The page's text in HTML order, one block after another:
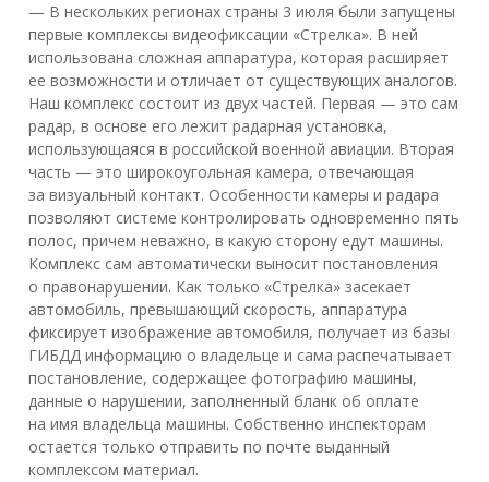
— В нескольких регионах страны 3 июля были запущены
первые комплексы видеофиксации «Стрелка». В ней
использована сложная аппаратура, которая расширяет
ее возможности и отличает от существующих аналогов.
Наш комплекс состоит из двух частей. Первая — это сам
радар, в основе его лежит радарная установка,
использующаяся в российской военной авиации. Вторая
часть — это широкоугольная камера, отвечающая
за визуальный контакт. Особенности камеры и радара
позволяют системе контролировать одновременно пять
полос, причем неважно, в какую сторону едут машины.
Комплекс сам автоматически выносит постановления
о правонарушении. Как только «Стрелка» засекает
автомобиль, превышающий скорость, аппаратура
фиксирует изображение автомобиля, получает из базы
ГИБДД информацию о владельце и сама распечатывает
постановление, содержащее фотографию машины,
данные о нарушении, заполненный бланк об оплате
на имя владельца машины. Собственно инспекторам
остается только отправить по почте выданный
комплексом материал.